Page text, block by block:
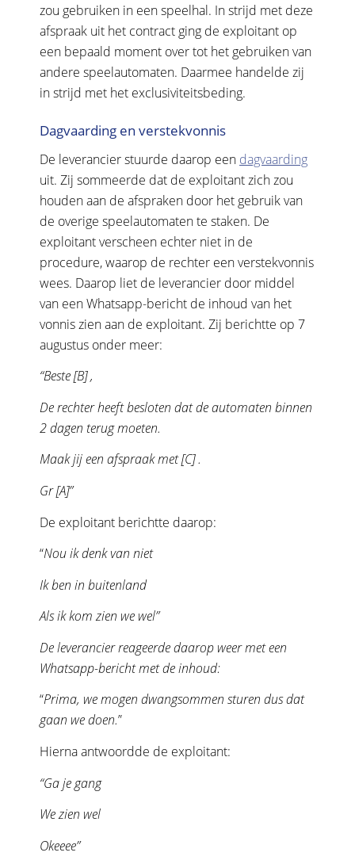
zou gebruiken in een speelhal. In strijd met deze
afspraak uit het contract ging de exploitant op
een bepaald moment over tot het gebruiken van
andere speelautomaten. Daarmee handelde zij
in strijd met het exclusiviteitsbeding.
Dagvaarding en verstekvonnis
De leverancier stuurde daarop een dagvaarding
uit. Zij sommeerde dat de exploitant zich zou
houden aan de afspraken door het gebruik van
de overige speelautomaten te staken. De
exploitant verscheen echter niet in de
procedure, waarop de rechter een verstekvonnis
wees. Daarop liet de leverancier door middel
van een Whatsapp-bericht de inhoud van het
vonnis zien aan de exploitant. Zij berichtte op 7
augustus onder meer:
“Beste [B] ,
De rechter heeft besloten dat de automaten binnen
2 dagen terug moeten.
Maak jij een afspraak met [C] .
Gr [A]”
De exploitant berichtte daarop:
“Nou ik denk van niet
Ik ben in buitenland
Als ik kom zien we wel”
De leverancier reageerde daarop weer met een
Whatsapp-bericht met de inhoud:
“Prima, we mogen dwangsommen sturen dus dat
gaan we doen.”
Hierna antwoordde de exploitant:
“Ga je gang
We zien wel
Okeeee”